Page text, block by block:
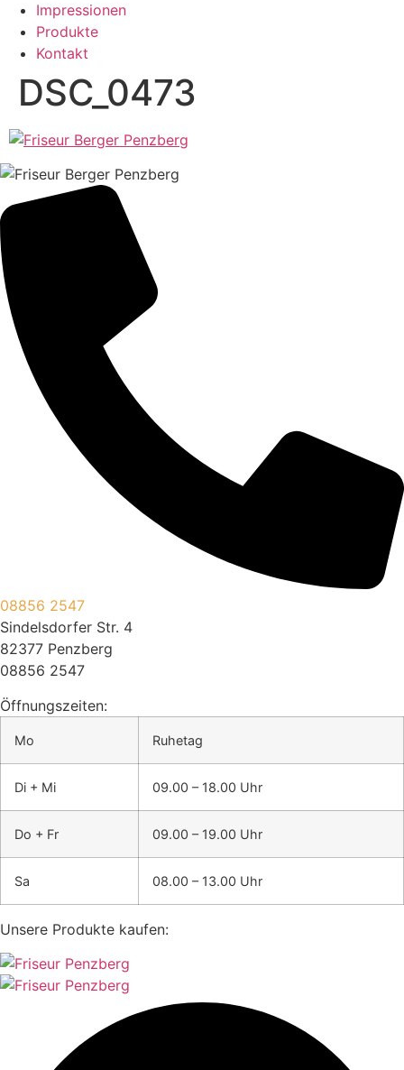
Impressionen
Produkte
Kontakt
DSC_0473
08856 2547
Sindelsdorfer Str. 4
82377 Penzberg
08856 2547
Öffnungszeiten:
Mo Ruhetag
Di + Mi 09.00 – 18.00 Uhr
Do + Fr 09.00 – 19.00 Uhr
Sa 08.00 – 13.00 Uhr
Unsere Produkte kaufen: